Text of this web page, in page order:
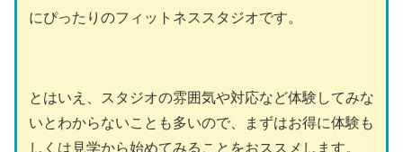
にぴったりのフィットネススタジオです。
とはいえ、スタジオの雰囲気や対応など体験してみな
いとわからないことも多いので、まずはお得に体験も
しくは見学から始めてみることをおススメします。